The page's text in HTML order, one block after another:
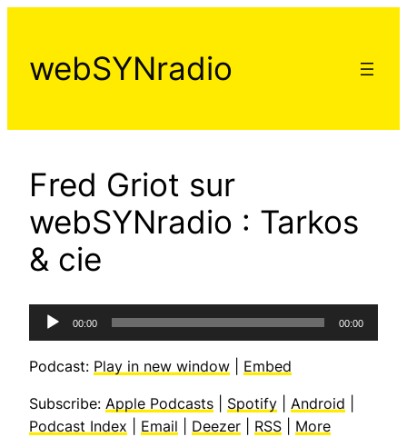
contenu
webSYNradio
Fred Griot sur
webSYNradio : Tarkos
& cie
Lecteur
audio
00:00 00:00
Podcast: Play in new window Embed
Subscribe: Apple Podcasts Spotify Android
Podcast Index
Email Deezer RSS More